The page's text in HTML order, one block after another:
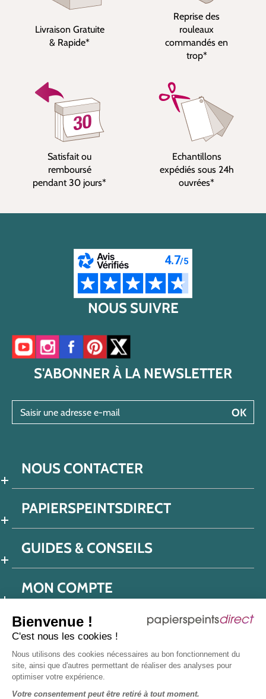
Bienvenue !
C'est nous les cookies !
Nous utilisons des cookies nécessaires au bon fonctionnement du
site, ainsi que d'autres permettant de réaliser des analyses pour
optimiser votre expérience.
Votre consentement peut être retiré à tout moment.
Livraison Gratuite
& Rapide*
Reprise des
rouleaux
commandés en
trop*
Satisfait ou
remboursé
pendant 30 jours*
Echantillons
expédiés sous 24h
ouvrées*
NOUS SUIVRE
Accéder à notre chaîne YouTube
Accéder à notre compte Instagram
Accéder à notre page Facebook
Accéder à notre compte Pinterest
Accéder à notre compte Twitter/X
S'ABONNER À LA NEWSLETTER
OK
NOUS CONTACTER
PAPIERSPEINTSDIRECT
GUIDES & CONSEILS
MON COMPTE
Politique de confidentialité
Mentions légales
Protection données réseaux sociaux